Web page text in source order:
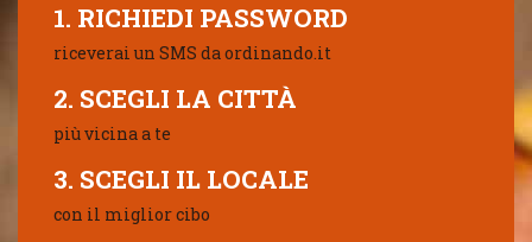
1. RICHIEDI PASSWORD
riceverai un SMS da ordinando.it
2. SCEGLI LA CITTÀ
più vicina a te
3. SCEGLI IL LOCALE
con il miglior cibo